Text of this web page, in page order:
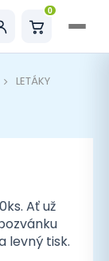
0
LETÁKY
Ať už
levný tisk.